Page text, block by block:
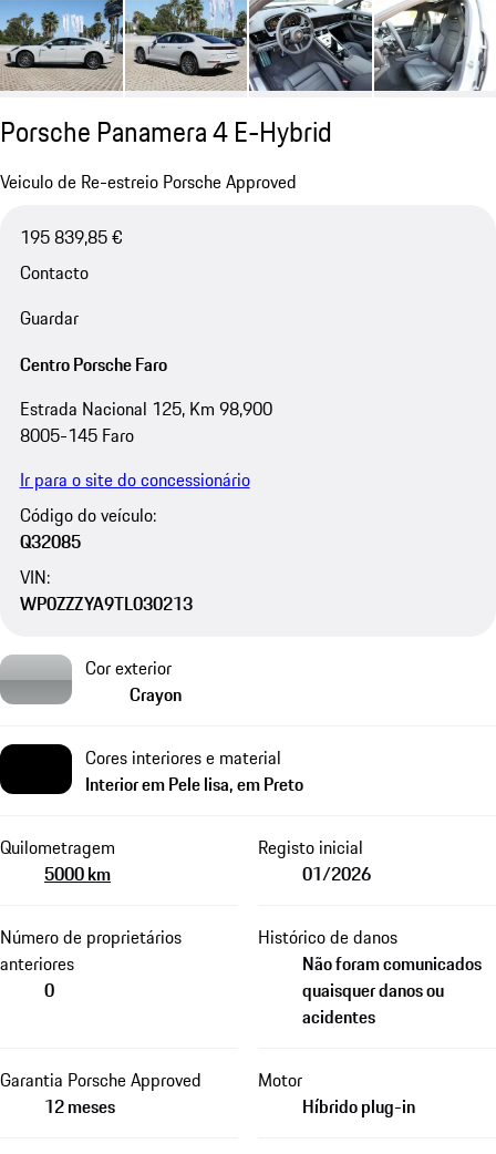
Porsche Panamera 4 E-Hybrid
Veiculo de Re-estreio Porsche Approved
195 839,85 €
Contacto
Guardar
Centro Porsche Faro
Estrada Nacional 125, Km 98,900
8005-145 Faro
Ir para o site do concessionário
Código do veículo:
Q32085
VIN:
WP0ZZZYA9TL030213
Cor exterior
Crayon
Cores interiores e material
Interior em Pele lisa, em Preto
Quilometragem
5000 km
Registo inicial
01/2026
Número de proprietários
anteriores
0
Histórico de danos
Não foram comunicados
quaisquer danos ou
acidentes
Garantia Porsche Approved
12 meses
Motor
Híbrido plug-in